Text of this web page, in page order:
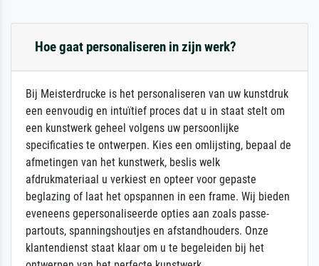
Hoe gaat personaliseren in zijn werk?
Bij Meisterdrucke is het personaliseren van uw kunstdruk
een eenvoudig en intuïtief proces dat u in staat stelt om
een kunstwerk geheel volgens uw persoonlijke
specificaties te ontwerpen. Kies een omlijsting, bepaal de
afmetingen van het kunstwerk, beslis welk
afdrukmateriaal u verkiest en opteer voor gepaste
beglazing of laat het opspannen in een frame. Wij bieden
eveneens gepersonaliseerde opties aan zoals passe-
partouts, spanningshoutjes en afstandhouders. Onze
klantendienst staat klaar om u te begeleiden bij het